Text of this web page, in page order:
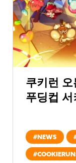
쿠키런 오
푸딩컵 서
#NEWS
#